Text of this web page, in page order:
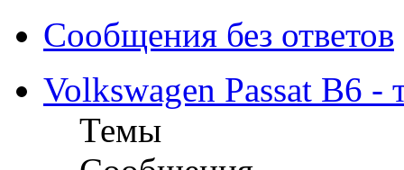
Сообщения без ответов
Volkswagen Passat B6
Темы